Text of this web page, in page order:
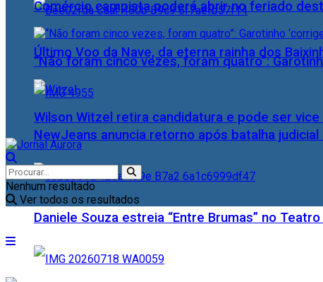
Último Voo da Nave, da eterna rainha dos
NewJeans anuncia retorno após batalha
Daniele Souza estreia “Entre Brumas” no
Comércio campista poderá abrir no feriado
“Não foram cinco vezes, foram quatro”:
Wilson Witzel retira candidatura e pode ser vice
Nenhum resultado
Ver todos os resultados